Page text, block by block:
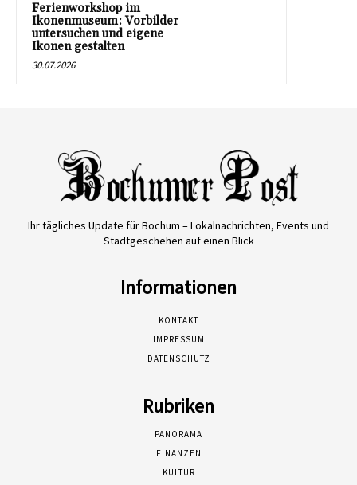
Ferienworkshop im
Ikonenmuseum: Vorbilder
untersuchen und eigene
Ikonen gestalten
30.07.2026
Ihr tägliches Update für Bochum – Lokalnachrichten, Events und
Stadtgeschehen auf einen Blick
Informationen
KONTAKT
IMPRESSUM
DATENSCHUTZ
Rubriken
PANORAMA
FINANZEN
KULTUR